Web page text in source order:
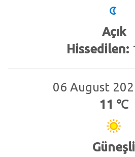
Açık
Hissedilen:
06 August
11 ℃
Güneşli